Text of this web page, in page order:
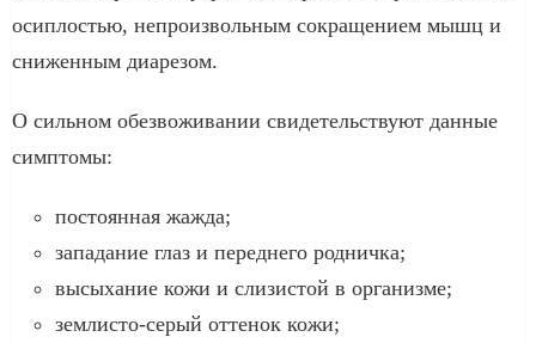
осиплостью, непроизвольным сокращением мышц и
сниженным диарезом.
О сильном обезвоживании свидетельствуют данные
симптомы:
постоянная жажда;
западание глаз и переднего родничка;
высыхание кожи и слизистой в организме;
землисто-серый оттенок кожи;